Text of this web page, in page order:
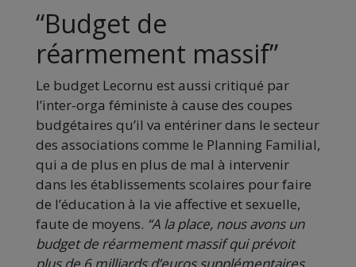
“Budget de
réarmement massif”
Le budget Lecornu est aussi critiqué par
l’inter-orga féministe à cause des coupes
budgétaires qu’il va entériner dans le secteur
des associations comme le Planning Familial,
qui a de plus en plus de mal à intervenir
dans les établissements scolaires pour faire
de l’éducation à la vie affective et sexuelle,
faute de moyens. “A la place, nous avons un
budget de réarmement massif qui prévoit